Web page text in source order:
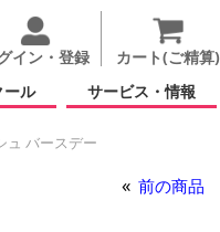
イン・登録 カート(ご精算)
ール サービス・情報
ュ バースデー
前の商品